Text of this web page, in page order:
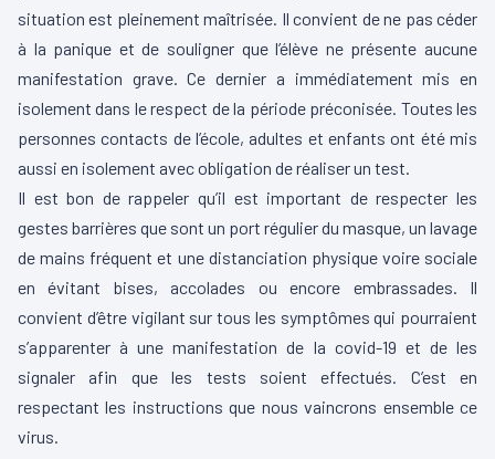
situation est pleinement maîtrisée. Il convient de ne pas céder
à la panique et de souligner que l’élève ne présente aucune
manifestation grave. Ce dernier a immédiatement mis en
isolement dans le respect de la période préconisée. Toutes les
personnes contacts de l’école, adultes et enfants ont été mis
aussi en isolement avec obligation de réaliser un test.
Il est bon de rappeler qu’il est important de respecter les
gestes barrières que sont un port régulier du masque, un lavage
de mains fréquent et une distanciation physique voire sociale
en évitant bises, accolades ou encore embrassades. Il
convient d’être vigilant sur tous les symptômes qui pourraient
s’apparenter à une manifestation de la covid-19 et de les
signaler afin que les tests soient effectués. C’est en
respectant les instructions que nous vaincrons ensemble ce
virus.